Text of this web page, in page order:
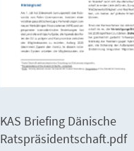
KAS Briefing Dänische
Ratspräsidentschaft.pdf